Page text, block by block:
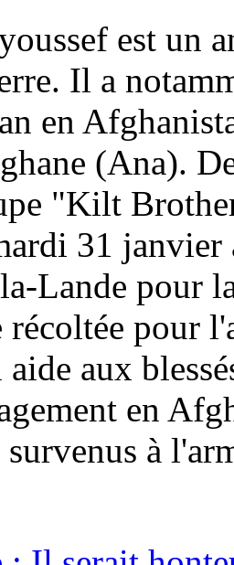
est un
Il a
en
(Ana).
"Kilt
31
Lande pour
récoltée pour
aux
en
survenus à